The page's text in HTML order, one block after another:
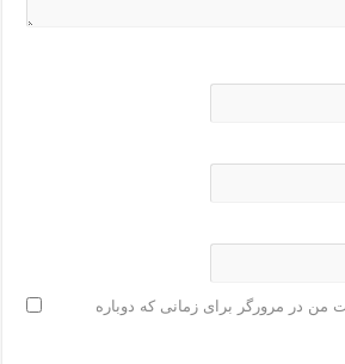
من در مرورگر برای زمانی که دوباره